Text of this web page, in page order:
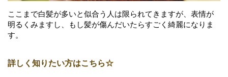
ここまで白髪が多いと似合う人は限られてきますが、表情が
明るくみますし、もし髪が傷んだいたらすごく綺麗になりま
す。
詳しく知りたい方はこちら☆